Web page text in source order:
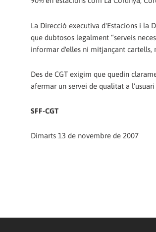
La Direcció executiva d'Estacions i la
que dubtosos legalment “serveis
informar d'elles ni mitjançant cartells,
Des de CGT exigim que quedin
afermar un servei de qualitat a
SFF-CGT
Dimarts 13 de novembre de 2007